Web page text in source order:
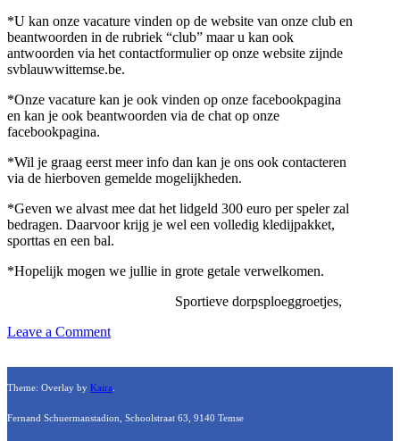
*U kan onze vacature vinden op de website van onze club en
beantwoorden in de rubriek “club” maar u kan ook
antwoorden via het contactformulier op onze website zijnde
svblauwwittemse.be.
*Onze vacature kan je ook vinden op onze facebookpagina
en kan je ook beantwoorden via de chat op onze
facebookpagina.
*Wil je graag eerst meer info dan kan je ons ook contacteren
via de hierboven gemelde mogelijkheden.
*Geven we alvast mee dat het lidgeld 300 euro per speler zal
bedragen. Daarvoor krijg je wel een volledig kledijpakket,
sporttas en een bal.
*Hopelijk mogen we jullie in grote getale verwelkomen.
Sportieve dorpsploeggroetjes,
Leave a Commenton
Blauw
Wit
Temse
Theme: Overlay by Kaira
Fernand Schuermanstadion, Schoolstraat 63, 9140 Temse